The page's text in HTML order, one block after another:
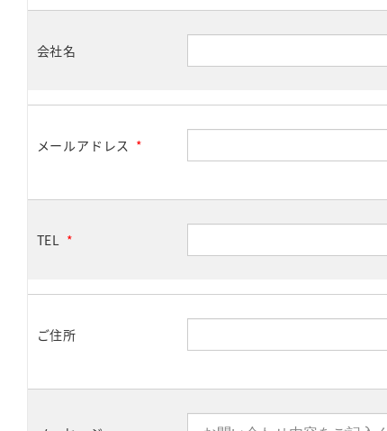
会社名
メールアドレス *
TEL *
ご住所